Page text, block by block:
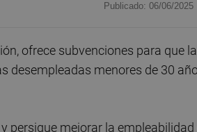
Publicado: 06/06/2025
ofrece subvenciones para que
desempleadas menores de 30
persigue mejorar la empleabilidad